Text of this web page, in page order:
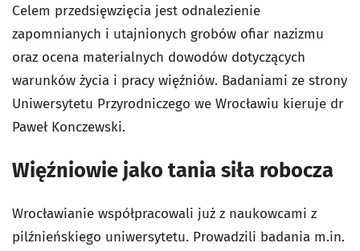
Celem przedsięwzięcia jest odnalezienie
zapomnianych i utajnionych grobów ofiar nazizmu
oraz ocena materialnych dowodów dotyczących
warunków życia i pracy więźniów. Badaniami ze strony
Uniwersytetu Przyrodniczego we Wrocławiu kieruje dr
Paweł Konczewski.
Więźniowie jako tania siła robocza
Wrocławianie współpracowali już z naukowcami z
pilźnieńskiego uniwersytetu. Prowadzili badania m.in.